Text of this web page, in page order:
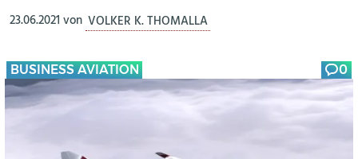
23.06.2021 von VOLKER K. THOMALLA
BUSINESS AVIATION 0